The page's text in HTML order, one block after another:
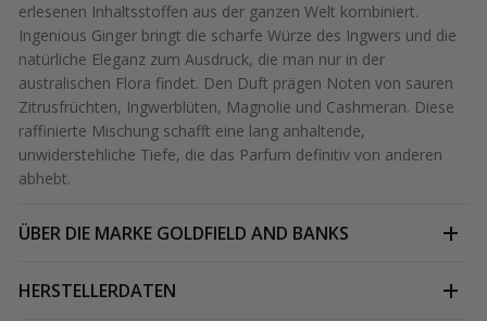
erlesenen Inhaltsstoffen aus der ganzen Welt kombiniert.
Ingenious Ginger bringt die scharfe Würze des Ingwers und die
natürliche Eleganz zum Ausdruck, die man nur in der
australischen Flora findet. Den Duft prägen Noten von sauren
Zitrusfrüchten, Ingwerblüten, Magnolie und Cashmeran. Diese
raffinierte Mischung schafft eine lang anhaltende,
unwiderstehliche Tiefe, die das Parfum definitiv von anderen
abhebt.
ÜBER DIE MARKE GOLDFIELD AND BANKS
HERSTELLERDATEN